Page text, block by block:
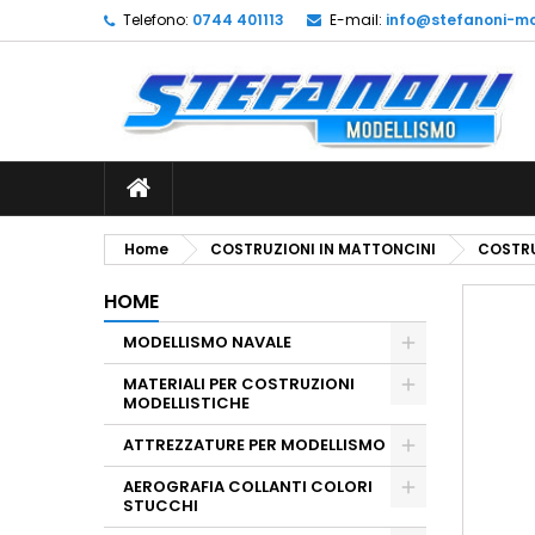
Telefono: 0744 401113 E-mail: info@stefanoni-
Home COSTRUZIONI IN MATTONCINI
HOME
MODELLISMO NAVALE
MATERIALI PER COSTRUZIONI
MODELLISTICHE
ATTREZZATURE PER MODELLISMO
AEROGRAFIA COLLANTI COLORI
STUCCHI